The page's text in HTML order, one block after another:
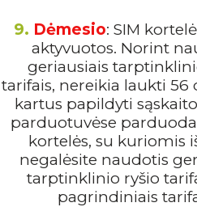
9. Dėmesio: SIM
aktyvuotos. Norint
geriausiais
tarifais, nereikia laukti 56
kartus papildyti
parduotuvėse
kortelės, su kuriomis
negalėsite naudotis
tarptinklinio ryšio
pagrindiniais